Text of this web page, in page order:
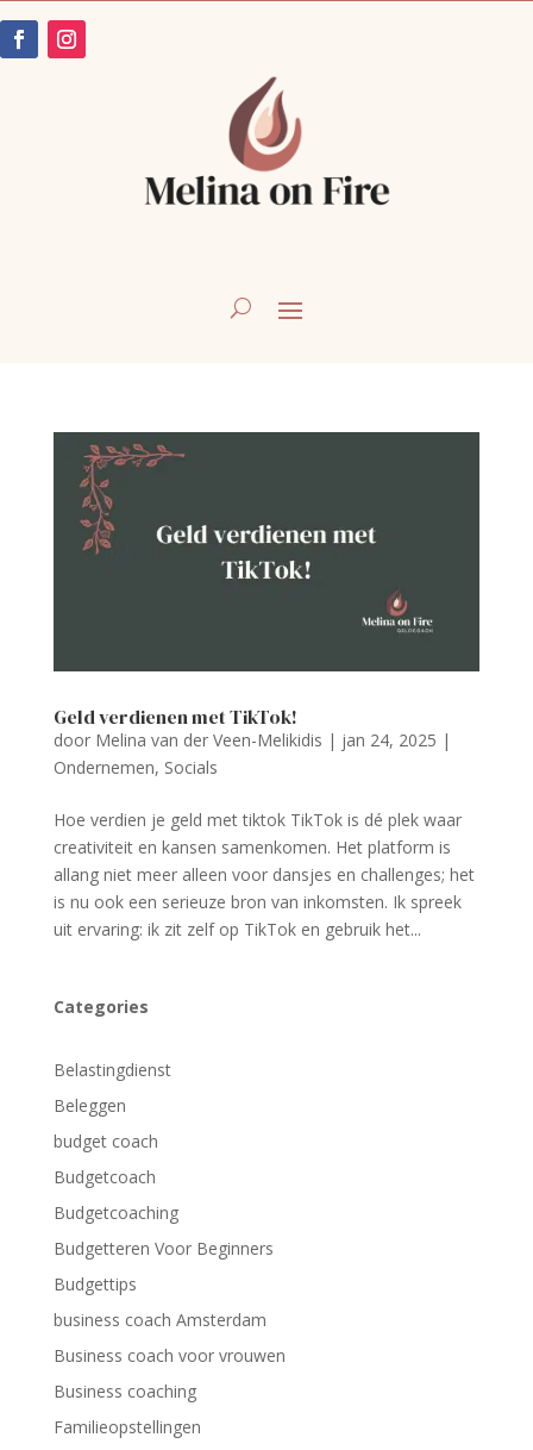
Geld verdienen met TikTok!
door Melina van der Veen-Melikidis | jan 24, 2025 |
Ondernemen, Socials
Hoe verdien je geld met tiktok TikTok is dé plek waar
creativiteit en kansen samenkomen. Het platform is
allang niet meer alleen voor dansjes en challenges; het
is nu ook een serieuze bron van inkomsten. Ik spreek
uit ervaring: ik zit zelf op TikTok en gebruik het...
Categories
Belastingdienst
Beleggen
budget coach
Budgetcoach
Budgetcoaching
Budgetteren Voor Beginners
Budgettips
business coach Amsterdam
Business coach voor vrouwen
Business coaching
Familieopstellingen